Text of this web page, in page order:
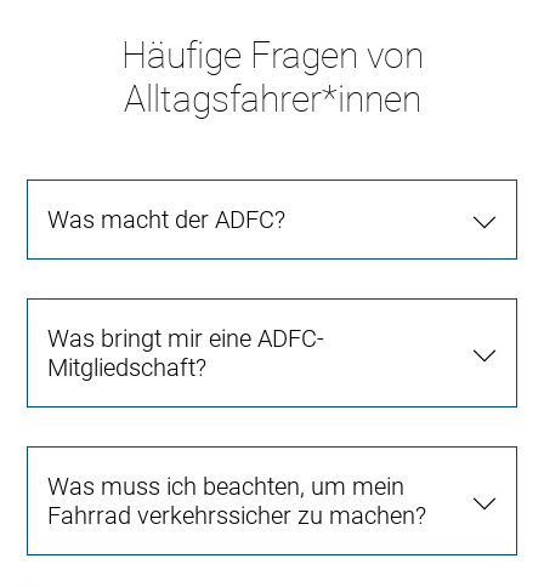
Häufige Fragen von
Alltagsfahrer*innen
Was macht der ADFC?
Was bringt mir eine ADFC-
Mitgliedschaft?
Was muss ich beachten, um mein
Fahrrad verkehrssicher zu machen?